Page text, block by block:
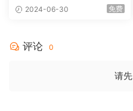
1080p Blu-ray AVC DTS-HD
2024-06-30 免费
评论 0
请先